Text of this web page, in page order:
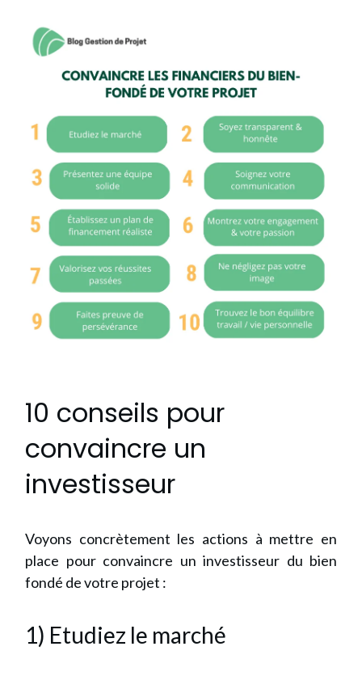
10 conseils pour
convaincre un
investisseur
Voyons concrètement les actions à mettre en
place pour convaincre un investisseur du bien
fondé de votre projet :
1) Etudiez le marché